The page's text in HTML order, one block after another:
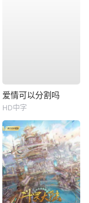
爱情可以分割吗
HD中字